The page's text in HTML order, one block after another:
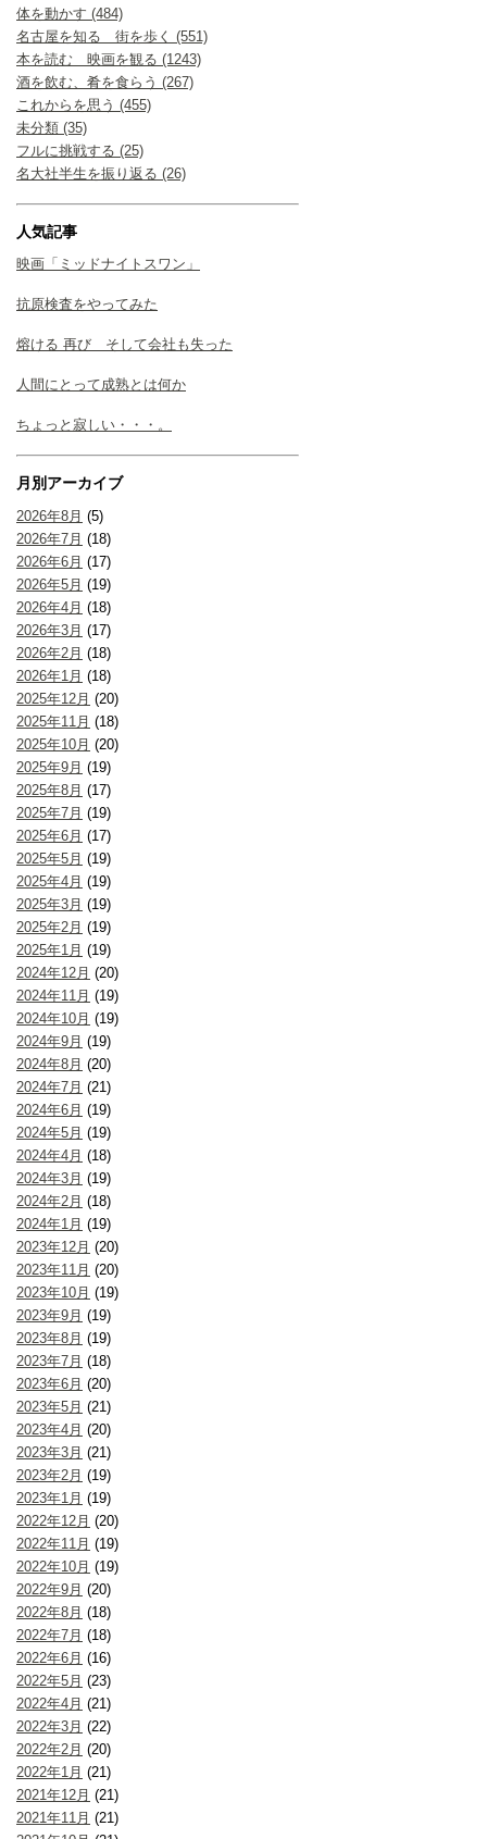
体を動かす (484)
名古屋を知る 街を歩く (551)
本を読む 映画を観る (1243)
酒を飲む、肴を食らう (267)
これからを思う (455)
未分類 (35)
フルに挑戦する (25)
名大社半生を振り返る (26)
人気記事
映画「ミッドナイトスワン」
抗原検査をやってみた
熔ける 再び そして会社も失った
人間にとって成熟とは何か
ちょっと寂しい・・・。
月別アーカイブ
2026年8月 (5)
2026年7月 (18)
2026年6月 (17)
2026年5月 (19)
2026年4月 (18)
2026年3月 (17)
2026年2月 (18)
2026年1月 (18)
2025年12月 (20)
2025年11月 (18)
2025年10月 (20)
2025年9月 (19)
2025年8月 (17)
2025年7月 (19)
2025年6月 (17)
2025年5月 (19)
2025年4月 (19)
2025年3月 (19)
2025年2月 (19)
2025年1月 (19)
2024年12月 (20)
2024年11月 (19)
2024年10月 (19)
2024年9月 (19)
2024年8月 (20)
2024年7月 (21)
2024年6月 (19)
2024年5月 (19)
2024年4月 (18)
2024年3月 (19)
2024年2月 (18)
2024年1月 (19)
2023年12月 (20)
2023年11月 (20)
2023年10月 (19)
2023年9月 (19)
2023年8月 (19)
2023年7月 (18)
2023年6月 (20)
2023年5月 (21)
2023年4月 (20)
2023年3月 (21)
2023年2月 (19)
2023年1月 (19)
2022年12月 (20)
2022年11月 (19)
2022年10月 (19)
2022年9月 (20)
2022年8月 (18)
2022年7月 (18)
2022年6月 (16)
2022年5月 (23)
2022年4月 (21)
2022年3月 (22)
2022年2月 (20)
2022年1月 (21)
2021年12月 (21)
2021年11月 (21)